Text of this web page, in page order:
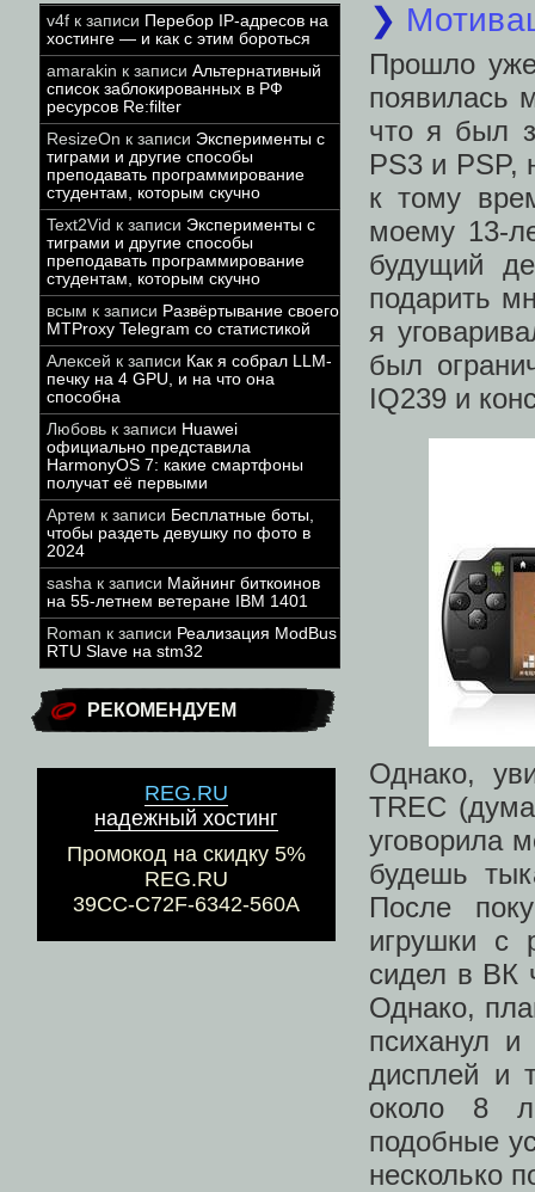
v4f к записи Перебор IP-адресов на
хостинге — и как с этим бороться
amarakin к записи Альтернативный
список заблокированных в РФ
ресурсов Re:filter
ResizeOn к записи Эксперименты с
тиграми и другие способы
преподавать программирование
студентам, которым скучно
Text2Vid к записи Эксперименты с
тиграми и другие способы
преподавать программирование
студентам, которым скучно
всым к записи Развёртывание своего
MTProxy Telegram со статистикой
Алексей к записи Как я собрал LLM-
печку на 4 GPU, и на что она
способна
Любовь к записи Huawei
официально представила
HarmonyOS 7: какие смартфоны
получат её первыми
Артем к записи Бесплатные боты,
чтобы раздеть девушку по фото в
2024
sasha к записи Майнинг биткоинов
на 55-летнем ветеране IBM 1401
Roman к записи Реализация ModBus
RTU Slave на stm32
РЕКОМЕНДУЕМ
REG.RU
надежный хостинг
Промокод на скидку 5%
REG.RU
39CC-C72F-6342-560A
❯
Прошло
появилась
что я был
PS3 и PSP,
к тому
моему 13-
будущий
подарить
я
был
IQ239 и
Однако,
TREC
уговорила
будешь
После
игрушки с
сидел в ВК
Однако,
психанул
дисплей и
около 8
подобные
несколько